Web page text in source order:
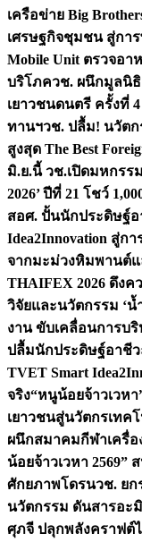
เครือข่าย Big
เศรษฐกิจชุมชน สู่กา
Mobile Unit ตรวจอ
บริโภควช. ผนึกมูลนิธิ
เยาวชนดนตรี ครั้งที่
ทานฯวช. ปลื้ม! นวัตก
สูงสุด The Best
มิ.ย.นี้ วช.เปิดมหกรร
2026’ ปีที่ 21 โชว์
สอศ. ปั้นนักประดิษฐ์อ
Idea2Innovation สู่กา
จากมะม่วงหิมพานต์แ
THAIFEX 2026 ดึง
วิจัยและนวัตกรรม ‘
งาน ขับเคลื่อนการบ
ปลื้มนักประดิษฐ์อาชีว
TVET Smart
จริง“หนูน้อยจ้าวเวห
เยาวชนสู่นวัตกรเทค
ผนึกสมาคมกีฬาเครื่อ
น้อยจ้าวเวหา 2569”
ศักยภาพโดรนวช. ย
นวัตกรรม ดันสารอะ
ศุภจี ปลุกพลังคราฟต์